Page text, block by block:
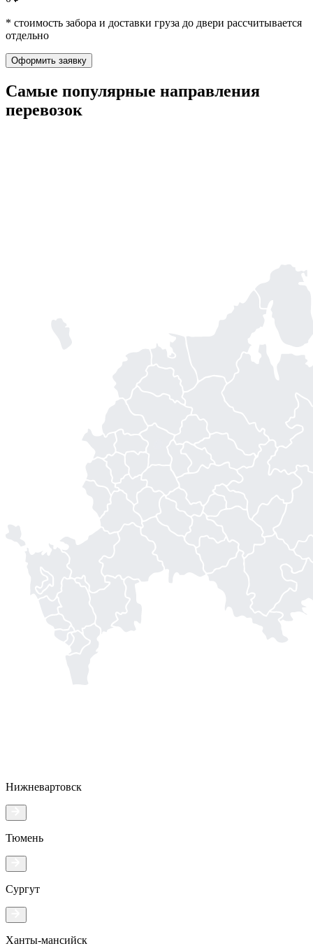
* стоимость забора и доставки груза до двери рассчитывается
отдельно
Оформить заявку
Самые популярные направления
перевозок
Нижневартовск
Тюмень
Сургут
Ханты-мансийск